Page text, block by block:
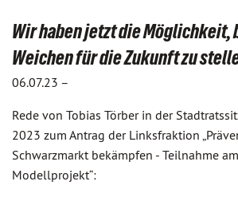
Wir haben jetzt die Möglichkeit,
Weichen für die Zukunft zu
06.07.23 –
Rede von Tobias Törber in der
2023 zum Antrag der Linksfraktion
Schwarzmarkt bekämpfen - Teilnahme
Modellprojekt“: